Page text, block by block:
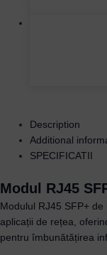
Description
Additional
SPECIFICATII
Modul RJ45
Modulul RJ45 SFP+
aplicații de rețea,
pentru îmbunătățirea